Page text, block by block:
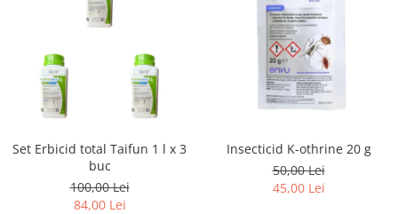
Set Erbicid total Taifun 1 l x 3
buc
100,00 Lei
84,00 Lei
Insecticid K-othrine 20 g
50,00 Lei
45,00 Lei